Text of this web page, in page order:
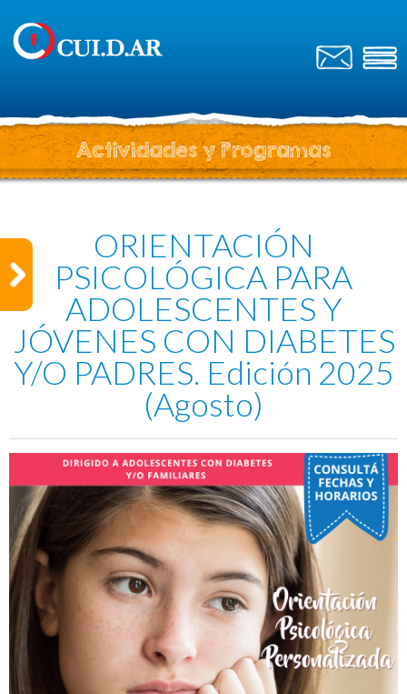
Actividades y Programas
ORIENTACIÓN
PSICOLÓGICA PARA
ADOLESCENTES Y
JÓVENES CON DIABETES
Y/O PADRES. Edición 2025
(Agosto)